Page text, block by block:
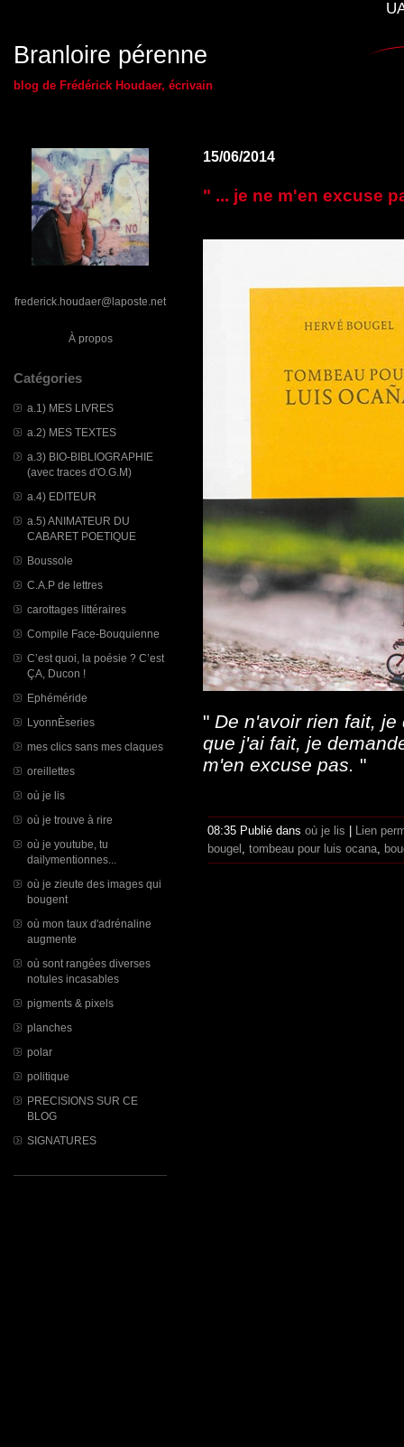
Branloire pérenne
blog de Frédérick Houdaer, écrivain
frederick.houdaer@laposte.net
À propos
Catégories
a.1) MES LIVRES
a.2) MES TEXTES
a.3) BIO-BIBLIOGRAPHIE
(avec traces d'O.G.M)
a.4) EDITEUR
a.5) ANIMATEUR DU
CABARET POETIQUE
Boussole
C.A.P de lettres
carottages littéraires
Compile Face-Bouquienne
C’est quoi, la poésie ? C’est
ÇA, Ducon !
Ephéméride
LyonnÈseries
mes clics sans mes claques
oreillettes
où je lis
où je trouve à rire
où je youtube, tu
dailymentionnes...
où je zieute des images qui
bougent
où mon taux d'adrénaline
augmente
où sont rangées diverses
notules incasables
pigments & pixels
planches
polar
politique
PRECISIONS SUR CE
BLOG
SIGNATURES
15/06/2014
" ... je ne m'en excuse
" De n'avoir rien fait,
que j'ai fait, je
m'en excuse pas. "
08:35 Publié dans où je lis
Lien
bougel , tombeau pour luis ocana,